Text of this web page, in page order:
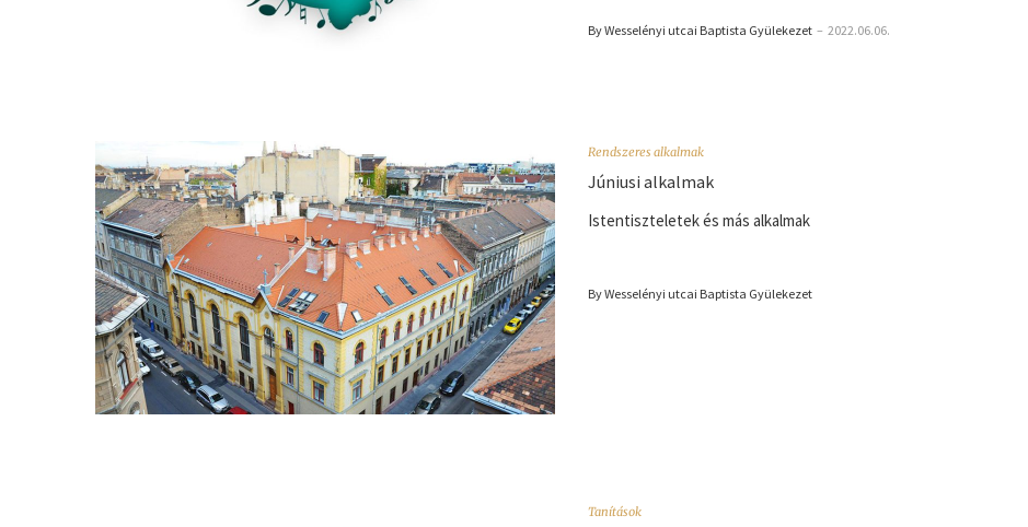
By Wesselényi utcai Baptista Gyülekezet – 2022.06.06.
Rendszeres alkalmak
Júniusi alkalmak
Istentiszteletek és más alkalmak
By Wesselényi utcai Baptista Gyülekezet
Tanítások